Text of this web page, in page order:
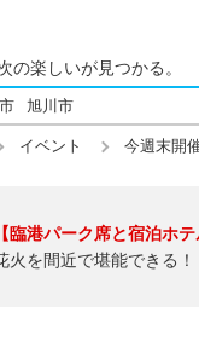
の楽しいが見つかる。
旭川市
イベント 今週末開
【臨港パーク席と宿泊ホ
火を間近で堪能できる